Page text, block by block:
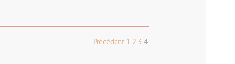
Précédent 1 2 3 4